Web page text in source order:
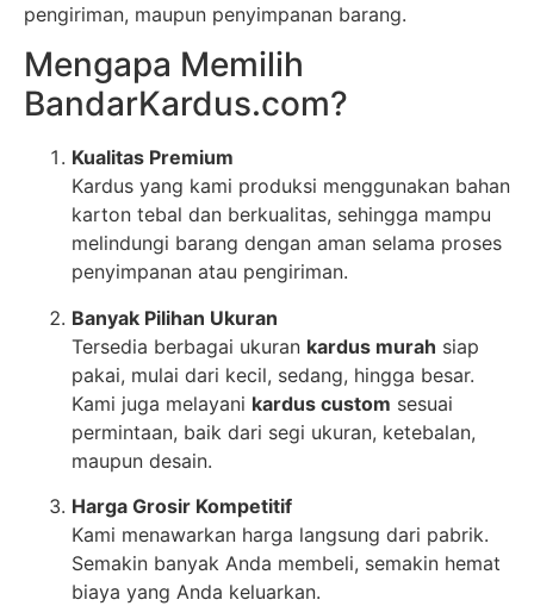
pengiriman, maupun penyimpanan barang.
Mengapa Memilih
BandarKardus.com?
Kualitas Premium
Kardus yang kami produksi menggunakan bahan
karton tebal dan berkualitas, sehingga mampu
melindungi barang dengan aman selama proses
penyimpanan atau pengiriman.
Banyak Pilihan Ukuran
Tersedia berbagai ukuran kardus murah siap
pakai, mulai dari kecil, sedang, hingga besar.
Kami juga melayani kardus custom sesuai
permintaan, baik dari segi ukuran, ketebalan,
maupun desain.
Harga Grosir Kompetitif
Kami menawarkan harga langsung dari pabrik.
Semakin banyak Anda membeli, semakin hemat
biaya yang Anda keluarkan.